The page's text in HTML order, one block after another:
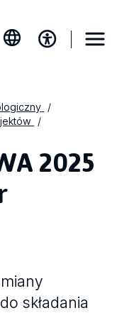
2025
składania